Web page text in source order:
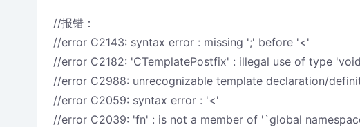
//报错：
//error C2143: syntax error : missing ';' before '<'
//error C2182: 'CTemplatePostfix' : illegal use of type
//error C2988: unrecognizable template declaration/
//error C2059: syntax error : '<'
//error C2039: 'fn' : is not a member of '`global